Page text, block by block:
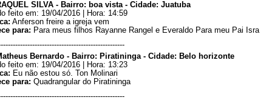
SILVA - Bairro: boa vista - Cidade: Juatuba
feito em: 19/04/2016 | Hora: 14:59
Anferson freire a igreja vem
para: Para meus filhos Rayanne Rangel e Everaldo Para meu Pai Isra
Bernardo - Bairro: Piratininga - Cidade: Belo horizonte
feito em: 19/04/2016 | Hora: 13:23
Eu não estou só. Ton Molinari
para: Quadrangular do Piratininga